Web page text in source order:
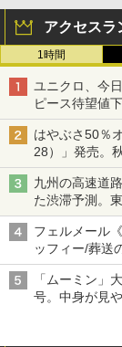
アクセスラ
1時間
ユニクロ、今
ピース待望値
はやぶさ50％
28）」発売。
九州の高速道
た渋滞予測。
フェルメール
ッフィー/葬送
「ムーミン」
号。中身が見